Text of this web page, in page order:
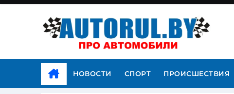
НОВОСТИ СПОРТ ПРОИСШЕСТВИЯ